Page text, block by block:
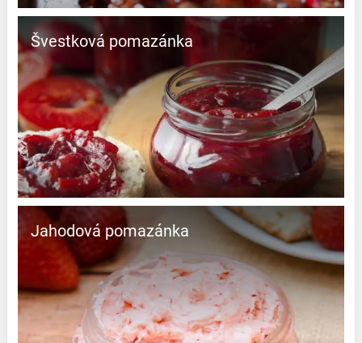
Švestková pomazánka
Jahodová pomazánka